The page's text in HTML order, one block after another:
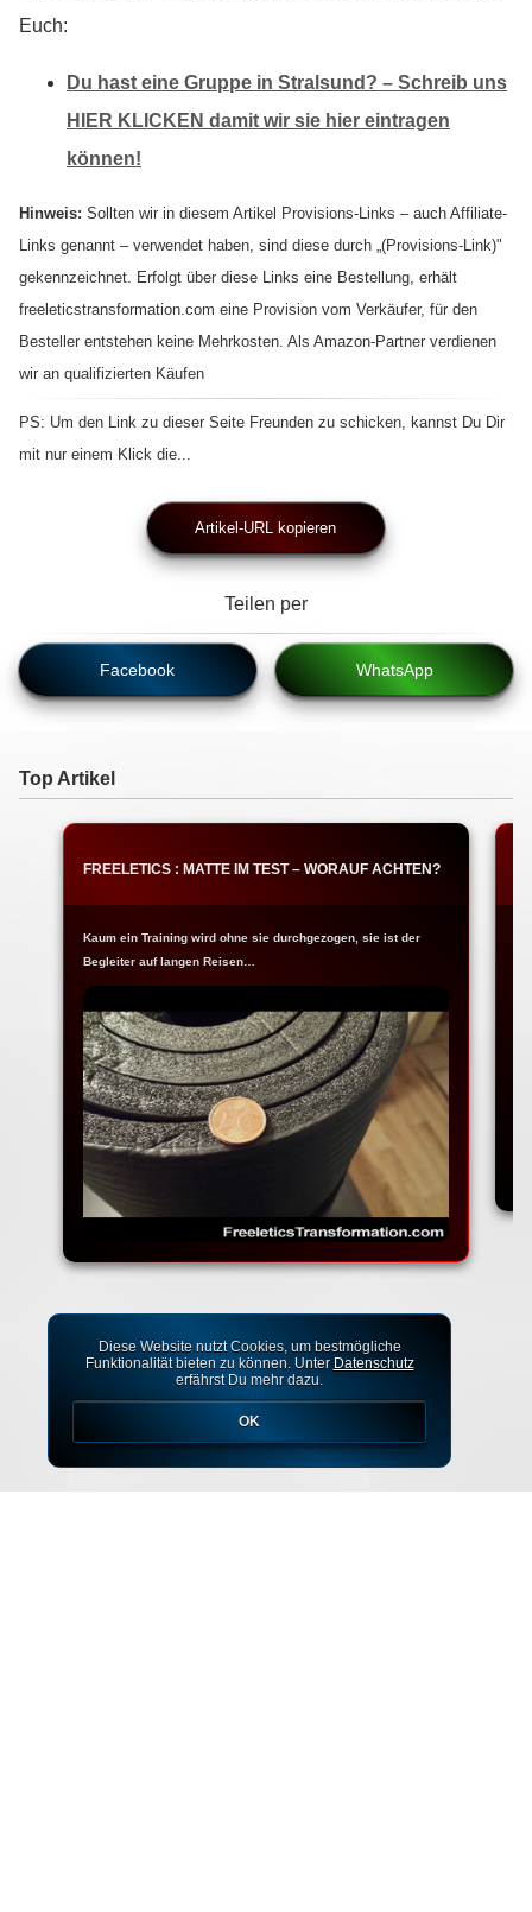
Euch:
Du hast eine Gruppe in Stralsund? – Schreib uns
HIER KLICKEN damit wir sie hier eintragen
können!
Hinweis: Sollten wir in diesem Artikel Provisions-Links – auch Affiliate-
Links genannt – verwendet haben, sind diese durch „(Provisions-Link)"
gekennzeichnet. Erfolgt über diese Links eine Bestellung, erhält
freeleticstransformation.com eine Provision vom Verkäufer, für den
Besteller entstehen keine Mehrkosten. Als Amazon-Partner verdienen
wir an qualifizierten Käufen
PS: Um den Link zu dieser Seite Freunden zu schicken, kannst Du Dir
mit nur einem Klick die...
Artikel-URL kopieren
Teilen per
Facebook WhatsApp
Top Artikel
FREELETICS : MATTE IM TEST – WORAUF ACHTEN?
Kaum ein Training wird ohne sie durchgezogen, sie ist der
Begleiter auf langen Reisen…
Diese Website nutzt Cookies, um bestmögliche
Funktionalität bieten zu können. Unter Datenschutz
erfährst Du mehr dazu.
OK